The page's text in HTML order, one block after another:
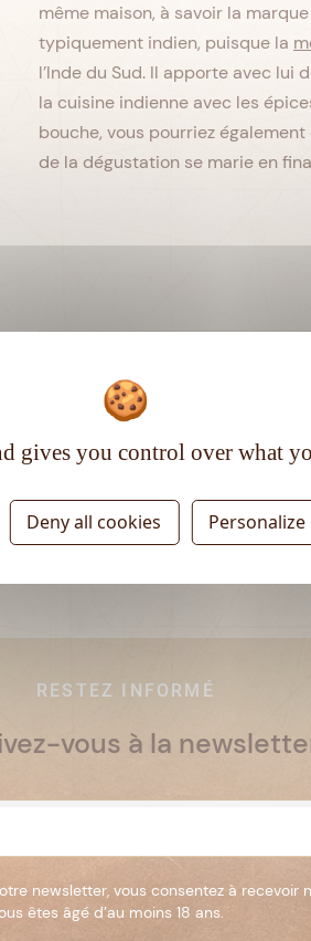
même maison, à savoir la
typiquement indien, puisque la
l’Inde du Sud. Il apporte avec lui
la cuisine indienne avec les
bouche, vous pourriez
de la dégustation se marie en
Matière première :
Type de rhum :
RESTEZ INFORMÉ
vous à la
newsletter, vous consentez à recevoir
êtes âgé d’au moins 18 ans.
gives you control over what
Deny all cookies Personalize